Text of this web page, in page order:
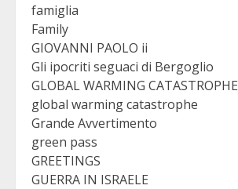
famiglia
Family
GIOVANNI PAOLO ii
Gli ipocriti seguaci di Bergoglio
GLOBAL WARMING CATASTROPHE
global warming catastrophe
Grande Avvertimento
green pass
GREETINGS
GUERRA IN ISRAELE